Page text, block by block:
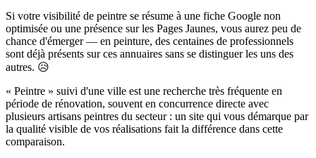
Si votre visibilité de peintre se résume à une fiche Google non
optimisée ou une présence sur les Pages Jaunes, vous aurez peu de
chance d'émerger — en peinture, des centaines de professionnels
sont déjà présents sur ces annuaires sans se distinguer les uns des
autres. 😥
« Peintre » suivi d'une ville est une recherche très fréquente en
période de rénovation, souvent en concurrence directe avec
plusieurs artisans peintres du secteur : un site qui vous démarque par
la qualité visible de vos réalisations fait la différence dans cette
comparaison.